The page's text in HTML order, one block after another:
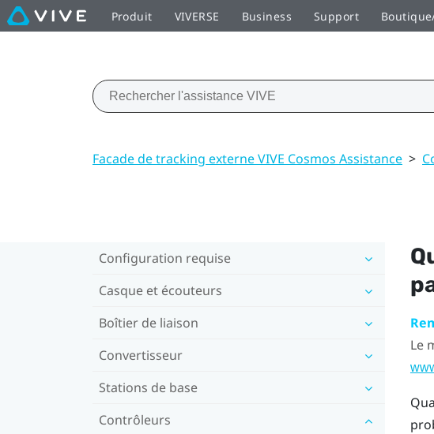
Produit VIVERSE Business Support
Facade de tracking externe VIVE Cosmos Assistance >
Configuration requise
Casque et écouteurs
Boîtier de liaison
Convertisseur
Stations de base
Contrôleurs
Le